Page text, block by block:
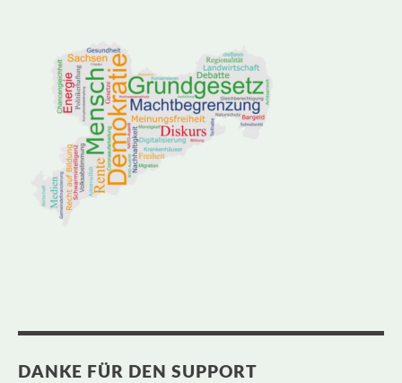
DANKE FÜR DEN SUPPORT